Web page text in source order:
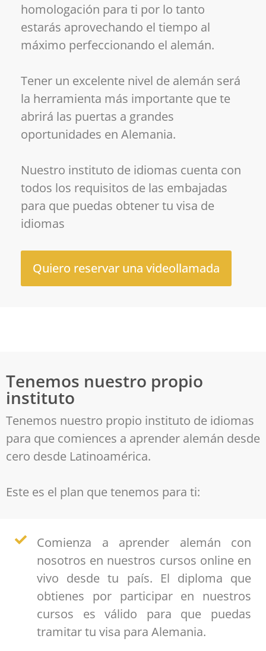
homologación para ti por lo tanto
estarás aprovechando el tiempo al
máximo perfeccionando el alemán.
Tener un excelente nivel de alemán será
la herramienta más importante que te
abrirá las puertas a grandes
oportunidades en Alemania.
Nuestro instituto de idiomas cuenta con
todos los requisitos de las embajadas
para que puedas obtener tu visa de
idiomas
Quiero reservar una videollamada
Tenemos nuestro propio
instituto
Tenemos nuestro propio instituto de idiomas
para que comiences a aprender alemán desde
cero desde Latinoamérica.
Este es el plan que tenemos para ti:
Comienza a aprender alemán con
nosotros en nuestros cursos online en
vivo desde tu país. El diploma que
obtienes por participar en nuestros
cursos es válido para que puedas
tramitar tu visa para Alemania.